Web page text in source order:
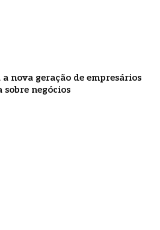
nova geração de empresários
sobre negócios